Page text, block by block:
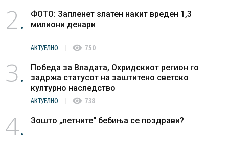
2
ФОТО: Запленет златен накит вреден 1,3
милиони денари
АКТУЕЛНО visibility 750
3
Победа за Владата, Охридскиот регион го
задржа статусот на заштитено светско
културно наследство
АКТУЕЛНО visibility 738
4 Зошто „летните“ бебиња се поздрави?